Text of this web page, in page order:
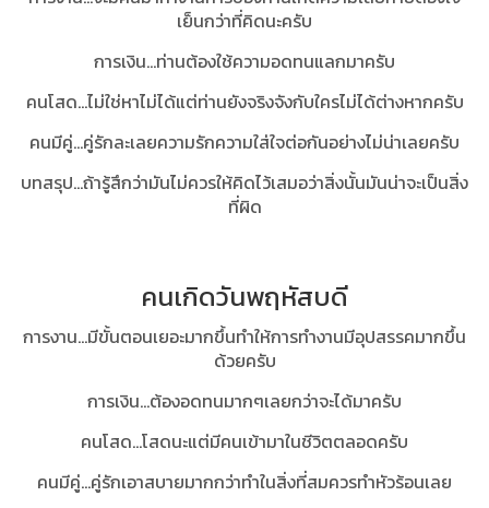
เย็นกว่าที่คิดนะครับ
การเงิน...ท่านต้องใช้ความอดทนแลกมาครับ
คนโสด...ไม่ใช่หาไม่ได้แต่ท่านยังจริงจังกับใครไม่ได้ต่างหากครับ
คนมีคู่...คู่รักละเลยความรักความใส่ใจต่อกันอย่างไม่น่าเลยครับ
บทสรุป...ถ้ารู้สึกว่ามันไม่ควรให้คิดไว้เสมอว่าสิ่งนั้นมันน่าจะเป็นสิ่ง
ที่ผิด
คนเกิดวันพฤหัสบดี
การงาน...มีขั้นตอนเยอะมากขึ้นทำให้การทำงานมีอุปสรรคมากขึ้น
ด้วยครับ
การเงิน...ต้องอดทนมากๆเลยกว่าจะได้มาครับ
คนโสด...โสดนะแต่มีคนเข้ามาในชีวิตตลอดครับ
คนมีคู่...คู่รักเอาสบายมากกว่าทำในสิ่งที่สมควรทำหัวร้อนเลย